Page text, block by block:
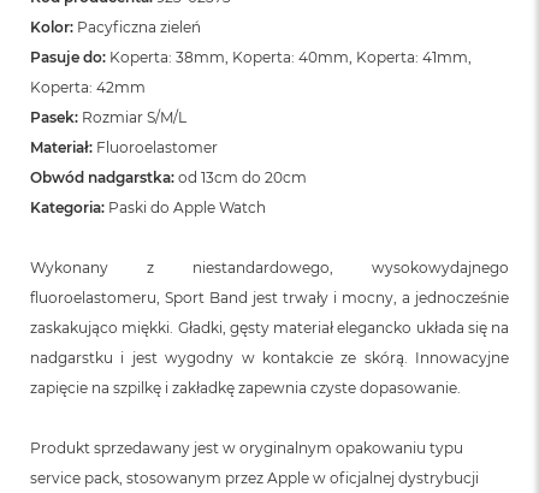
Kolor: Pacyficzna zieleń
Pasuje do: Koperta: 38mm, Koperta: 40mm, Koperta: 41mm,
Koperta: 42mm
Pasek: Rozmiar S/M/L
Materiał: Fluoroelastomer
Obwód nadgarstka: od 13cm do 20cm
Kategoria: Paski do Apple Watch
Wykonany z niestandardowego, wysokowydajnego
fluoroelastomeru, Sport Band jest trwały i mocny, a jednocześnie
zaskakująco miękki. Gładki, gęsty materiał elegancko układa się na
nadgarstku i jest wygodny w kontakcie ze skórą. Innowacyjne
zapięcie na szpilkę i zakładkę zapewnia czyste dopasowanie.
Produkt sprzedawany jest w oryginalnym opakowaniu typu
service pack, stosowanym przez Apple w oficjalnej dystrybucji